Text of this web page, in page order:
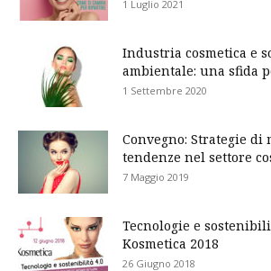
1 Luglio 2021
Industria cosmetica e
ambientale: una sfida
1 Settembre 2020
Convegno: Strategie di
tendenze nel settore
7 Maggio 2019
Tecnologie e
Kosmetica 2018
26 Giugno 2018